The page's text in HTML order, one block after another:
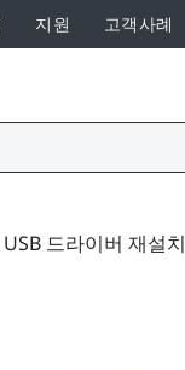
지원 고객사례
USB 드라이버 재설치